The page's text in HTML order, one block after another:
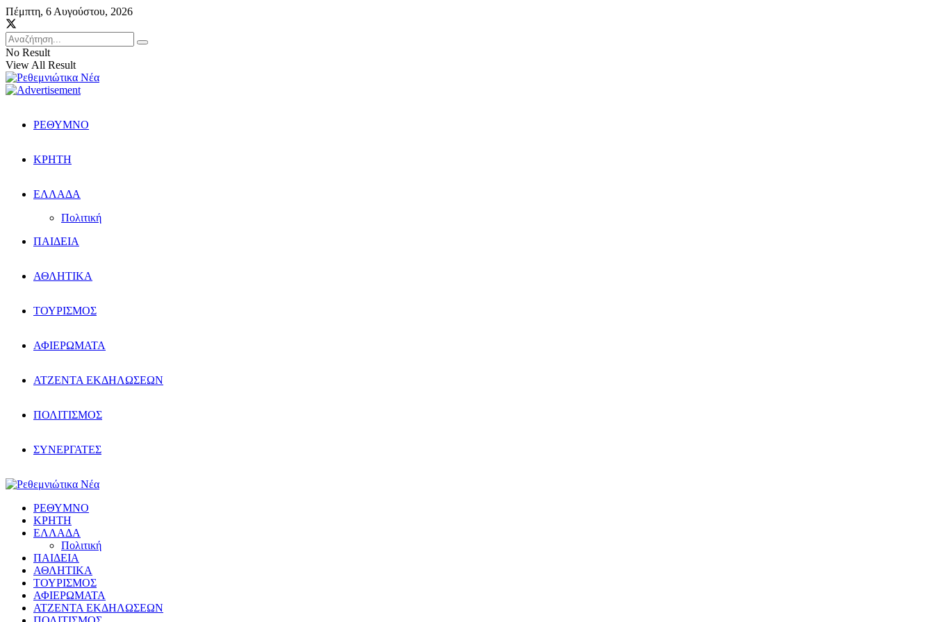
Πέμπτη, 6 Αυγούστου, 2026
No Result
View All Result
ΡΕΘΥΜΝΟ
ΚΡΗΤΗ
ΕΛΛΑΔΑ
Πολιτική
ΠΑΙΔΕΙΑ
ΑΘΛΗΤΙΚΑ
ΤΟΥΡΙΣΜΟΣ
ΑΦΙΕΡΩΜΑΤΑ
ΑΤΖΕΝΤΑ ΕΚΔΗΛΩΣΕΩΝ
ΠΟΛΙΤΙΣΜΟΣ
ΣΥΝΕΡΓΑΤΕΣ
ΡΕΘΥΜΝΟ
ΚΡΗΤΗ
ΕΛΛΑΔΑ
Πολιτική
ΠΑΙΔΕΙΑ
ΑΘΛΗΤΙΚΑ
ΤΟΥΡΙΣΜΟΣ
ΑΦΙΕΡΩΜΑΤΑ
ΑΤΖΕΝΤΑ ΕΚΔΗΛΩΣΕΩΝ